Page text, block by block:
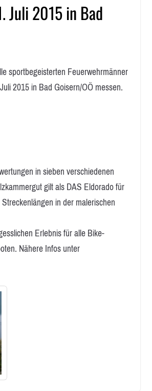
Juli 2015 in Bad
sportbegeisterten Feuerwehrmänner
2015 in Bad Goisern/OÖ messen.
in sieben verschiedenen
gilt als DAS Eldorado für
in der malerischen
Erlebnis für alle Bike-
Nähere Infos unter